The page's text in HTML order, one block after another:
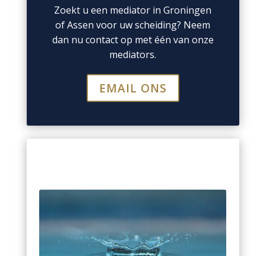
Zoekt u een mediator in Groningen
of Assen voor uw scheiding? Neem
dan nu contact op met één van onze
mediators.
EMAIL ONS